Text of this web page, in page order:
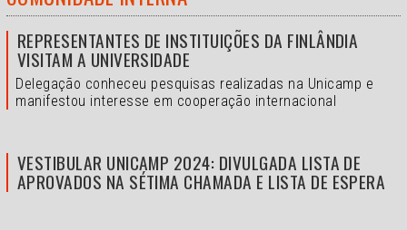
REPRESENTANTES DE INSTITUIÇÕES DA FINLÂNDIA
VISITAM A UNIVERSIDADE
Delegação conheceu pesquisas realizadas na Unicamp e
manifestou interesse em cooperação internacional
VESTIBULAR UNICAMP 2024: DIVULGADA LISTA DE
APROVADOS NA SÉTIMA CHAMADA E LISTA DE ESPERA